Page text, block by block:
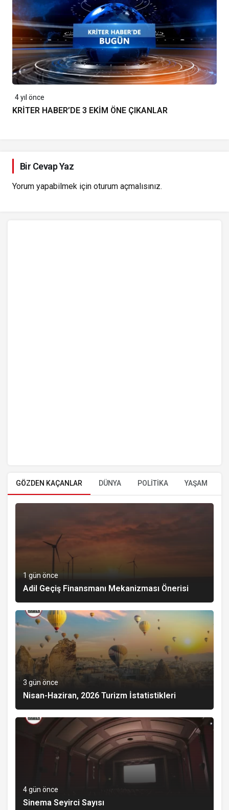
4 yıl önce
KRİTER HABER’DE 3 EKİM ÖNE ÇIKANLAR
Bir Cevap Yaz
Yorum yapabilmek için oturum açmalısınız.
GÖZDEN KAÇANLAR DÜNYA POLİTİKA YAŞAM
1 gün önce
Adil Geçiş Finansmanı Mekanizması Önerisi
3 gün önce
Nisan-Haziran, 2026 Turizm İstatistikleri
4 gün önce
Sinema Seyirci Sayısı